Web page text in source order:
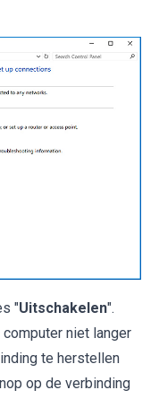
"Uitschakelen".
niet langer
te herstellen
op de verbinding